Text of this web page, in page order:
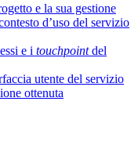
e la sua gestione
d’uso del servizio
e i touchpointdel
utente del servizio
ottenuta